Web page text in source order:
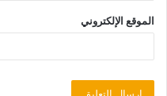
الموقع الإلكتروني